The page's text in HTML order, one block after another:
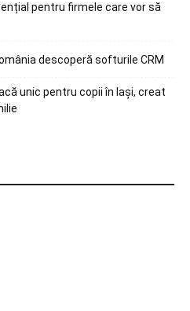
pentru firmele care vor să
descoperă softurile CRM
unic pentru copii în Iași, creat